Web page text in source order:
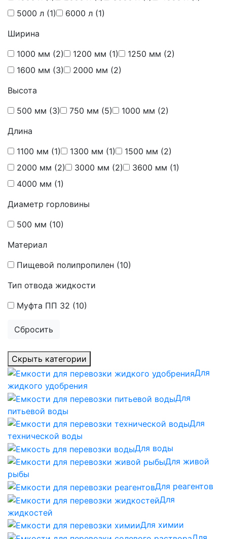
5000 л (1) 6000 л (1)
Ширина
1000 мм (2) 1200 мм (1) 1250 мм (2)
1600 мм (3) 2000 мм (2)
Высота
500 мм (3) 750 мм (5) 1000 мм (2)
Длина
1100 мм (1) 1300 мм (1) 1500 мм (2)
2000 мм (2) 3000 мм (2) 3600 мм (1)
4000 мм (1)
Диаметр горловины
500 мм (10)
Материал
Пищевой полипропилен (10)
Тип отвода жидкости
Муфта ПП 32 (10)
Сбросить
Скрыть категории
Для
жидкого удобрения
Для
питьевой воды
Для
технической воды
Для воды
Для живой
рыбы
Для реагентов
Для
жидкостей
Для химии